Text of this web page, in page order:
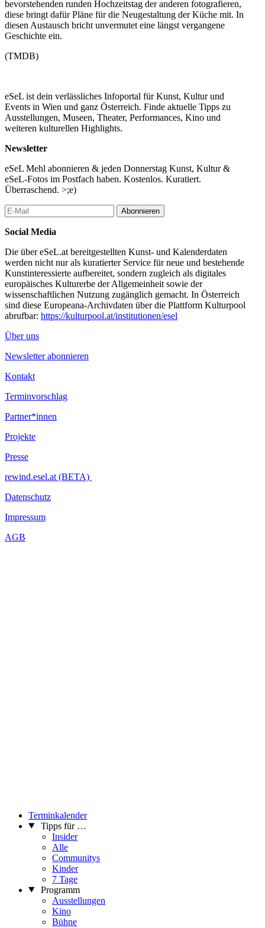
bevorstehenden runden Hochzeitstag der anderen fotografieren,
diese bringt dafür Pläne für die Neugestaltung der Küche mit. In
diesen Austausch bricht unvermutet eine längst vergangene
Geschichte ein.
(TMDB)
eSeL ist dein verlässliches Infoportal für Kunst, Kultur und
Events in Wien und ganz Österreich. Finde aktuelle Tipps zu
Ausstellungen, Museen, Theater, Performances, Kino und
weiteren kulturellen Highlights.
Newsletter
eSeL Mehl abonnieren & jeden Donnerstag Kunst, Kultur &
eSeL-Fotos im Postfach haben. Kostenlos. Kuratiert.
Überraschend. >;e)
Abonnieren
Social Media
Die über eSeL.at bereitgestellten Kunst- und Kalenderdaten
werden nicht nur als kuratierter Service für neue und bestehende
Kunstinteressierte aufbereitet, sondern zugleich als digitales
europäisches Kulturerbe der Allgemeinheit sowie der
wissenschaftlichen Nutzung zugänglich gemacht. In Österreich
sind diese Europeana-Archivdaten über die Plattform Kulturpool
abrufbar: https://kulturpool.at/institutionen/esel
Über uns
Newsletter abonnieren
Kontakt
Terminvorschlag
Partner*innen
Projekte
Presse
rewind.esel.at (BETA)
Datenschutz
Impressum
AGB
Terminkalender
Tipps für …
Insider
Alle
Communitys
Kinder
7 Tage
Programm
Ausstellungen
Kino
Bühne